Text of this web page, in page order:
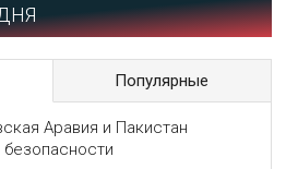
Популярные
Аравия и Пакистан